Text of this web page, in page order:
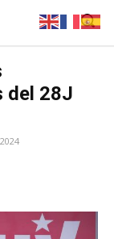
del 28J